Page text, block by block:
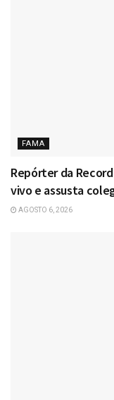
FAMA
Repórter da
vivo e assusta
AGOSTO 6, 2026